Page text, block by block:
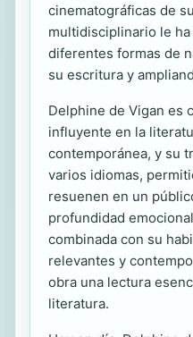
cinematográficas de
multidisciplinario le
diferentes formas de
su escritura y
Delphine de Vigan es
influyente en la
contemporánea, y su
varios idiomas,
resuenen en un
profundidad
combinada con su
relevantes y
obra una lectura
literatura.